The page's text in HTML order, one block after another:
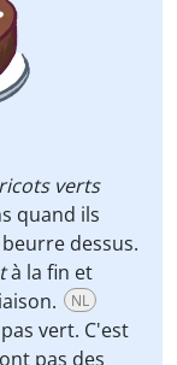
verts
quand ils
dessus.
à la fin et
NL
vert. C'est
pas des